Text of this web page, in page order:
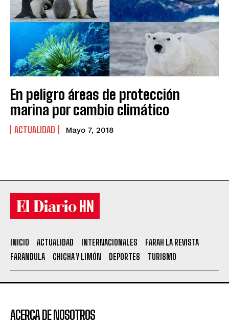
En peligro áreas de protección
marina por cambio climático
ACTUALIDAD Mayo 7, 2018
INICIO ACTUALIDAD INTERNACIONALES
FARAH LA REVISTA
FARANDULA
CHICHA Y LIMÓN DEPORTES TURISMO
ACERCA DE NOSOTROS